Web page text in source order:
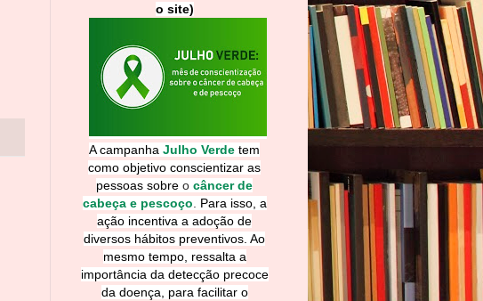
o site)
A campanha Julho Verde tem
como objetivo conscientizar as
pessoas sobre o câncer de
cabeça e pescoço
Para isso, a
ação incentiva a adoção de
diversos hábitos preventivos. Ao
mesmo tempo, ressalta a
importância da detecção precoce
da doença, para facilitar o